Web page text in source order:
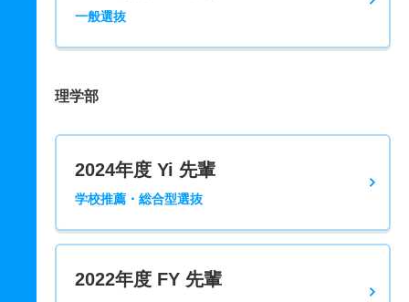
一般選抜
理学部
2024年度 Yi 先輩
学校推薦・総合型選抜
2022年度 FY 先輩